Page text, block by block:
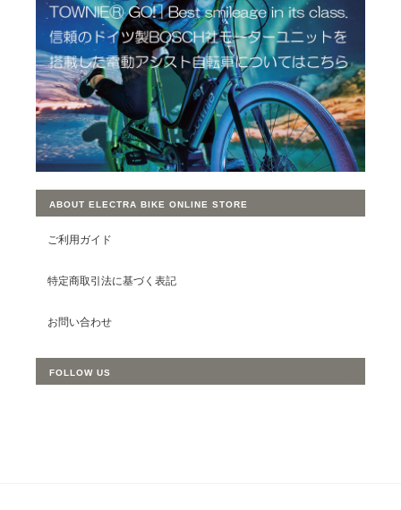
ABOUT ELECTRA BIKE ONLINE STORE
ご利用ガイド
特定商取引法に基づく表記
お問い合わせ
FOLLOW US